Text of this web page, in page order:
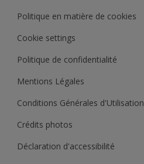
Politique en matière de cookies
Cookie settings
Politique de confidentialité
Mentions Légales
Conditions Générales d'Utilisation
Crédits photos
Déclaration d'accessibilité